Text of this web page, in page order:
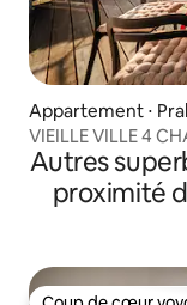
Appartement ⋅
VIEILLE VILLE 4
Terrasse
Autres
proximité